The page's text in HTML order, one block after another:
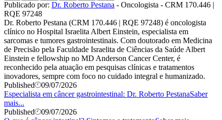
Publicado por: Dr. Roberto Pestana - Oncologista - CRM 170.446 |
RQE 97248
Dr. Roberto Pestana (CRM 170.446 | RQE 97248) é oncologista
clínico no Hospital Israelita Albert Einstein, especialista em
sarcomas e tumores gastrointestinais. Com doutorado em Medicina
de Precisão pela Faculdade Israelita de Ciências da Saúde Albert
Einstein e fellowship no MD Anderson Cancer Center, é
reconhecido pela atuação em pesquisas clínicas e tratamentos
inovadores, sempre com foco no cuidado integral e humanizado.
Published
09/07/2026
Especialista em câncer gastrointestinal: Dr. Roberto PestanaSaber
mais...
Published
09/07/2026